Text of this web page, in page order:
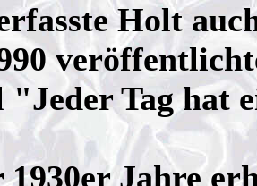
Holt
"Jeder Tag hat
Jahre